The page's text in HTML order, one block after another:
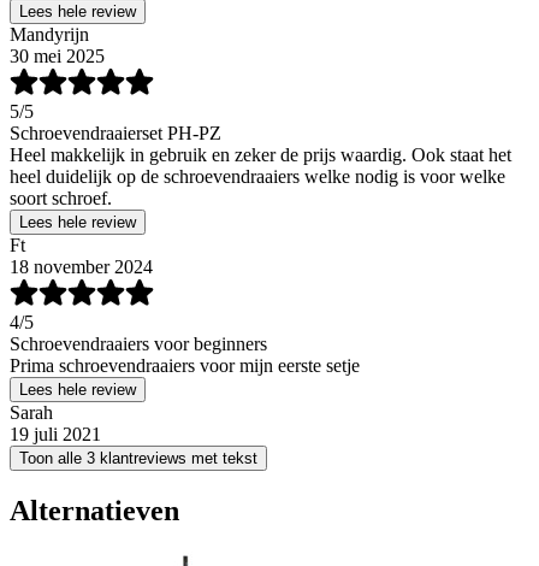
Lees hele review
Mandyrijn
30 mei 2025
5/5
Schroevendraaierset PH-PZ
Heel makkelijk in gebruik en zeker de prijs waardig. Ook staat het
heel duidelijk op de schroevendraaiers welke nodig is voor welke
soort schroef.
Lees hele review
Ft
18 november 2024
4/5
Schroevendraaiers voor beginners
Prima schroevendraaiers voor mijn eerste setje
Lees hele review
Sarah
19 juli 2021
Toon alle 3 klantreviews met tekst
Alternatieven